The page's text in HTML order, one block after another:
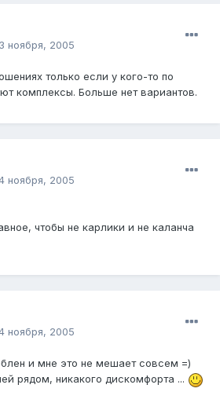
3 ноября, 2005
только если у кого-то по
комплексы. Больше нет вариантов.
ноября, 2005
чтобы не карлики и не каланча
ноября, 2005
и мне это не мешает совсем =)
рядом, никакого дискомфорта ...